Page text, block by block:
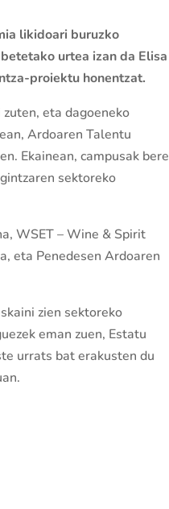
likidoari buruzko
urtea izan da Elisa
proiektu honentzat.
eta dagoeneko
Ardoaren Talentu
Ekainean, campusak bere
sektoreko
WSET – Wine & Spirit
eta Penedesen Ardoaren
zien sektoreko
eman zuen, Estatu
urrats bat erakusten du